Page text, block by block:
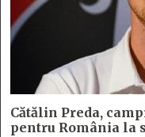
Cătălin Preda,
pentru România la